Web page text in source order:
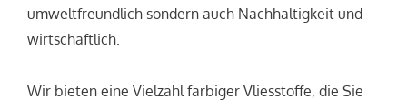
umweltfreundlich sondern auch Nachhaltigkeit und
wirtschaftlich.
Wir bieten eine Vielzahl farbiger Vliesstoffe, die Sie